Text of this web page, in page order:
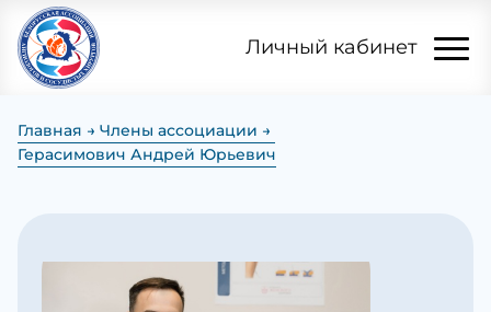
Личный кабинет
Главная
Члены ассоциации
Герасимович Андрей Юрьевич